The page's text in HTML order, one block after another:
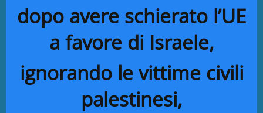
dopo avere schierato l’UE
a favore di Israele,
ignorando le vittime civili
palestinesi,